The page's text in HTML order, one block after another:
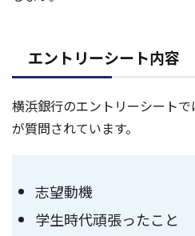
エントリーシート内容
横浜銀行のエントリーシート
が質問されています。
志望動機
学生時代頑張ったこと